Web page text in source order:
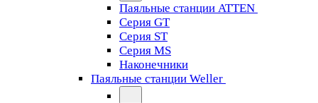
Паяльные станции ATTEN
Серия GT
Серия ST
Серия MS
Наконечники
Паяльные станции Weller